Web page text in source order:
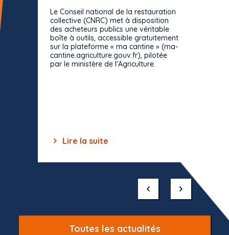
Le Conseil national de la restauration
collective (CNRC) met à disposition
des acheteurs publics une véritable
boîte à outils, accessible gratuitement
sur la plateforme « ma cantine » (ma-
cantine.agriculture.gouv.fr), pilotée
par le ministère de l'Agriculture.
Lire la suite
Toutes les actualités